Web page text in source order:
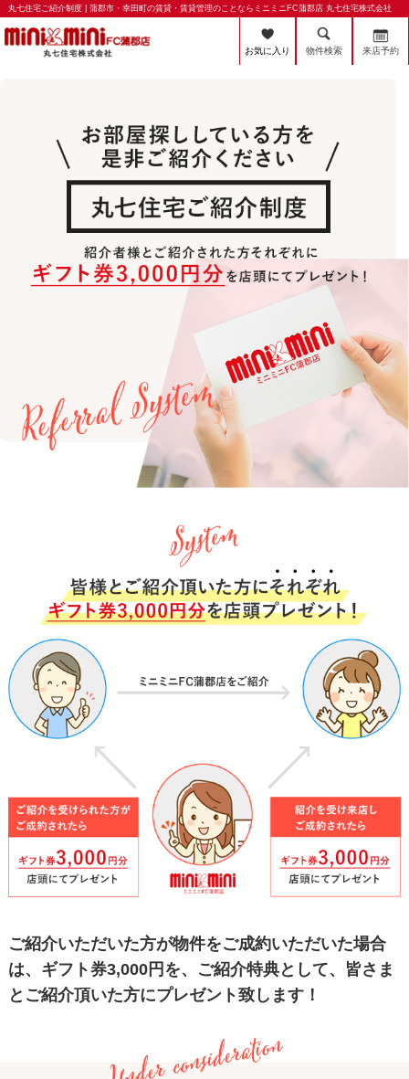
丸七住宅ご紹介制度 | 蒲郡市・幸田町の賃貸・賃貸管理のことならミニミニFC蒲郡店 丸七住宅株式会社
お気に入り 物件検索 来店予約
ご紹介いただいた方が物件をご成約いただいた場合
は、ギフト券3,000円を、
ご紹介特典として、皆さま
とご紹介頂いた方にプレゼント致します！